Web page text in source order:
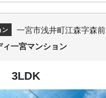
ン
一宮市浅井町江森字森前
ィ一宮マンション
3LDK